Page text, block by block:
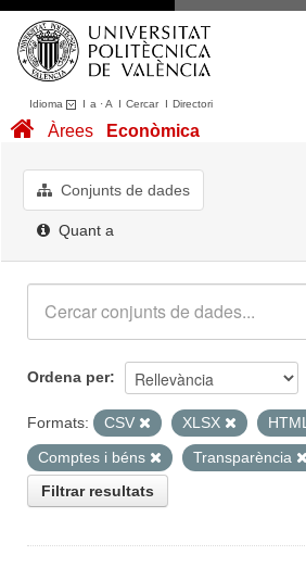
Idioma I a ·A I CercarI Directori
Conjunts de dades
Quant a
Àrees Econòmica
Conjunts de dades
Quant a
Ordena per
Formats: CSV XLSX HTML
Comptes i béns
Transparència
Filtrar resultats